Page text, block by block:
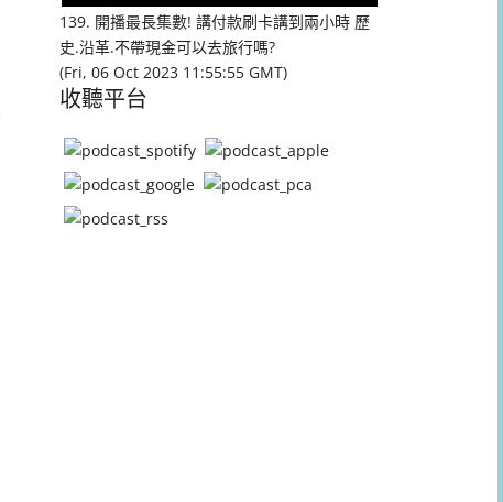
量。
139. 開播最長集數! 講付款刷卡講到兩小時 歷
史.沿革.不帶現金可以去旅行嗎?
(Fri, 06 Oct 2023 11:55:55 GMT)
收聽平台